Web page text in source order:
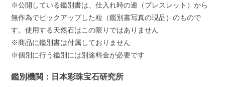
※公開している鑑別書は、仕入れ時の連（ブレスレット）から
無作為でピックアップした粒（鑑別書写真の現品）のもので
す。使用する天然石はこの限りではありません
※商品に鑑別書は付属しておりません
※個別に行う鑑別には別途料金が必要です
鑑別機関：日本彩珠宝石研究所